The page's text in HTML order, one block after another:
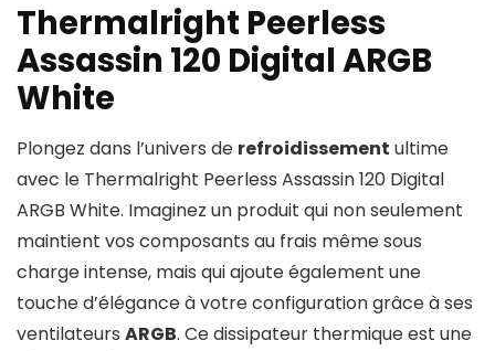
Thermalright Peerless
Assassin 120 Digital ARGB
White
Plongez dans l’univers de refroidissement ultime
avec le Thermalright Peerless Assassin 120 Digital
ARGB White. Imaginez un produit qui non seulement
maintient vos composants au frais même sous
charge intense, mais qui ajoute également une
touche d’élégance à votre configuration grâce à ses
ventilateurs ARGB. Ce dissipateur thermique est une